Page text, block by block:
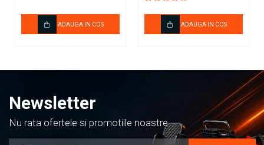
ADAUGA IN COS ADAUGA IN COS
Newsletter
Nu rata ofertele si promotiile noastre